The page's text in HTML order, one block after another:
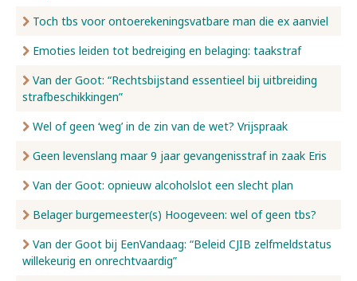
Toch tbs voor ontoerekeningsvatbare man die ex aanviel
Emoties leiden tot bedreiging en belaging: taakstraf
Van der Goot: “Rechtsbijstand essentieel bij uitbreiding
strafbeschikkingen”
Wel of geen ‘weg’ in de zin van de wet? Vrijspraak
Geen levenslang maar 9 jaar gevangenisstraf in zaak Eris
Van der Goot: opnieuw alcoholslot een slecht plan
Belager burgemeester(s) Hoogeveen: wel of geen tbs?
Van der Goot bij EenVandaag: “Beleid CJIB zelfmeldstatus
willekeurig en onrechtvaardig”